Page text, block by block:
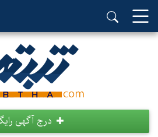
درج آگهی